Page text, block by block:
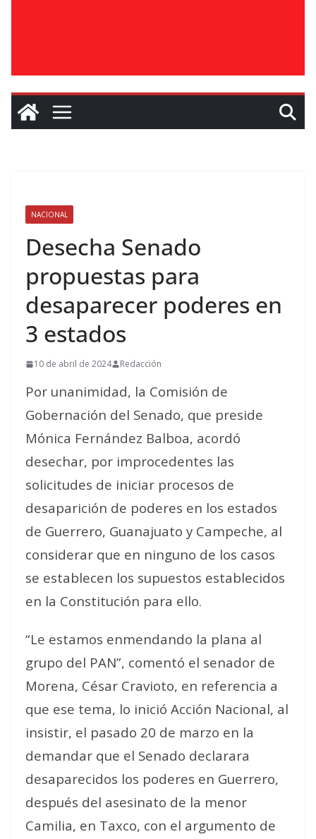
NACIONAL
Desecha Senado
propuestas para
desaparecer poderes en
3 estados
10 de abril de 2024 Redacción
Por unanimidad, la Comisión de
Gobernación del Senado, que preside
Mónica Fernández Balboa, acordó
desechar, por improcedentes las
solicitudes de iniciar procesos de
desaparición de poderes en los estados
de Guerrero, Guanajuato y Campeche, al
considerar que en ninguno de los casos
se establecen los supuestos establecidos
en la Constitución para ello.
“Le estamos enmendando la plana al
grupo del PAN”, comentó el senador de
Morena, César Cravioto, en referencia a
que ese tema, lo inició Acción Nacional, al
insistir, el pasado 20 de marzo en la
demandar que el Senado declarara
desaparecidos los poderes en Guerrero,
después del asesinato de la menor
Camilia, en Taxco, con el argumento de